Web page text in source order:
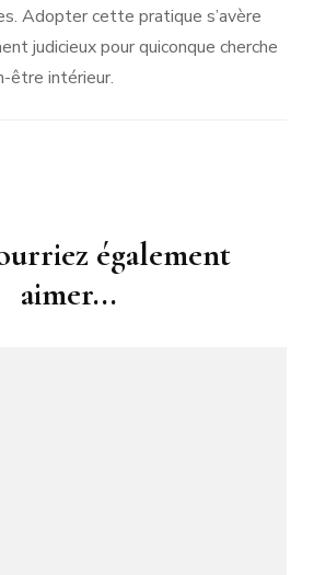
Adopter cette pratique s’avère
judicieux pour quiconque cherche
être intérieur.
également
aimer...